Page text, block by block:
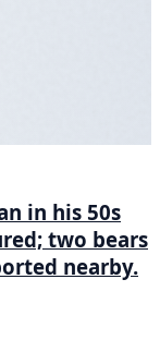
in his 50s
two bears
nearby.